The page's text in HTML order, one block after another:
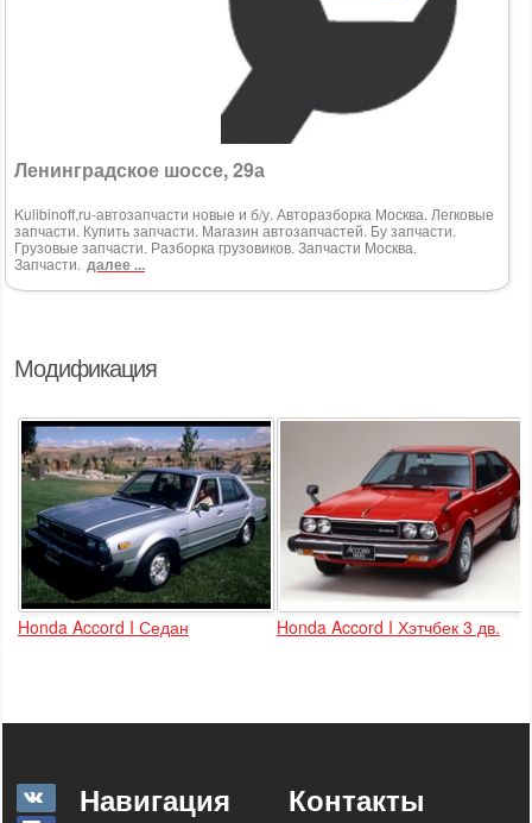
Модификация
Honda Accord I Седан Honda Accord I Хэтчбек 3 дв.
Ленинградское шоссе, 29а
Kulibinoff,ru-автозапчасти новые и б/у. Авторазборка Москва. Легковые
запчасти. Купить запчасти. Магазин автозапчастей. Бу запчасти.
Грузовые запчасти. Разборка грузовиков. Запчасти Москва.
Запчасти. далее ...
Навигация Контакты